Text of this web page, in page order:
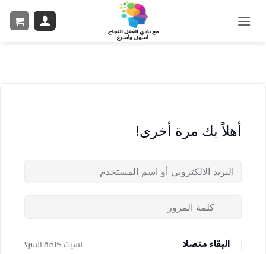
أهلاً بك مرة أخرى!
البقاء متصلا نسيت كلمة السر؟